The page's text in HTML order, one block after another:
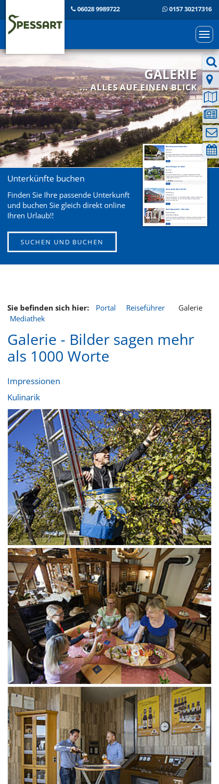
06028 9989722 0157 30217316
GALERIE
... ALLES AUF EINEN BLICK
Unterkünfte buchen
Finden Sie Ihre passende Unterkunft
und buchen Sie gleich direkt online
Ihren Urlaub!!
SUCHEN UND BUCHEN
Sie befinden sich hier: Portal
Reiseführer
Mediathek
Galerie
Galerie - Bilder sagen mehr
als 1000 Worte
Impressionen
Kulinarik